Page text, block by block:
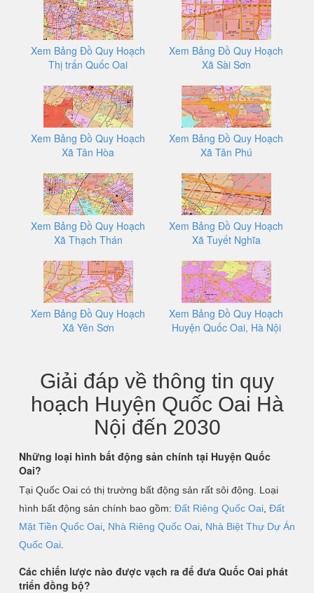
Xem Bảng Đồ Quy Hoạch
Thị trấn Quốc Oai
Xem Bảng Đồ Quy Hoạch
Xã Sài Sơn
Xem Bảng Đồ Quy Hoạch
Xã Tân Hòa
Xem Bảng Đồ Quy Hoạch
Xã Tân Phú
Xem Bảng Đồ Quy Hoạch
Xã Thạch Thán
Xem Bảng Đồ Quy Hoạch
Xã Tuyết Nghĩa
Xem Bảng Đồ Quy Hoạch
Xã Yên Sơn
Xem Bảng Đồ Quy Hoạch
Huyện Quốc Oai, Hà Nội
Giải đáp về thông tin quy
hoạch Huyện Quốc Oai Hà
Nội đến 2030
Những loại hình bất động sản chính tại Huyện Quốc
Oai?
Tại Quốc Oai có thị trường bất động sản rất sôi động. Loại
hình bất động sản chính bao gồm: Đất Riêng Quốc Oai Đất
Mặt Tiền Quốc Oai Nhà Riêng Quốc Oai Nhà Biệt Thự Dự Án
Quốc Oai
Các chiến lược nào được vạch ra để đưa Quốc Oai phát
triển đồng bộ?